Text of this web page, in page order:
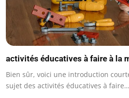
activités éducatives à faire à la
Bien sûr, voici une introduction
sujet des activités éducatives à faire…